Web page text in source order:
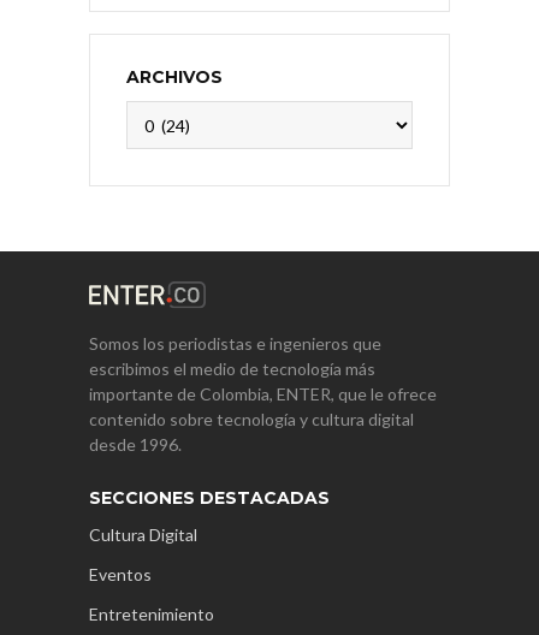
ARCHIVOS
Somos los periodistas e ingenieros que
escribimos el medio de tecnología más
importante de Colombia, ENTER, que le ofrece
contenido sobre tecnología y cultura digital
desde 1996.
SECCIONES DESTACADAS
Cultura Digital
Eventos
Entretenimiento